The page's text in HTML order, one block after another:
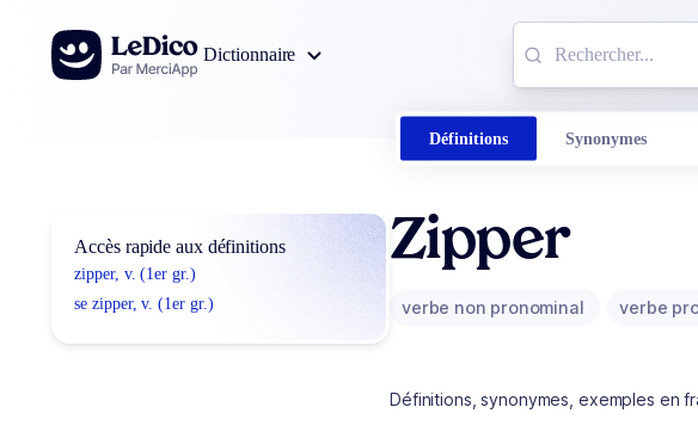
Aller au contenu
Dictionnaire
Définitions Synonymes
Accès rapide aux définitions
zipper, v. (1er gr.)
se zipper, v. (1er gr.)
Zipper
verbe non pronominal verbe
Définitions, synonymes, exemples en